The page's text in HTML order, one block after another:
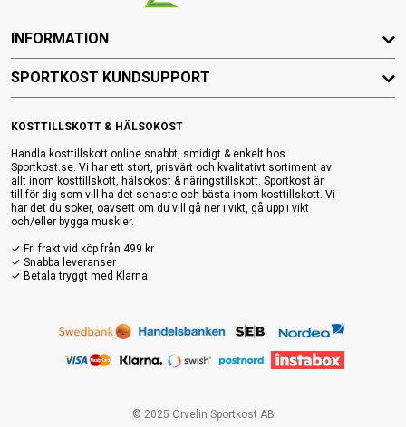
KOSTTILLSKOTT & HÄLSOKOST
Handla kosttillskott online snabbt, smidigt & enkelt hos
Sportkost.se. Vi har ett stort, prisvärt och kvalitativt sortiment av
allt inom kosttillskott, hälsokost & näringstillskott. Sportkost är
till för dig som vill ha det senaste och bästa inom kosttillskott. Vi
har det du söker, oavsett om du vill gå ner i vikt, gå upp i vikt
och/eller bygga muskler.
✓ Fri frakt vid köp från 499 kr
✓ Snabba leveranser
✓ Betala tryggt med Klarna
INFORMATION
SPORTKOST KUNDSUPPORT
© 2025 Orvelin Sportkost AB